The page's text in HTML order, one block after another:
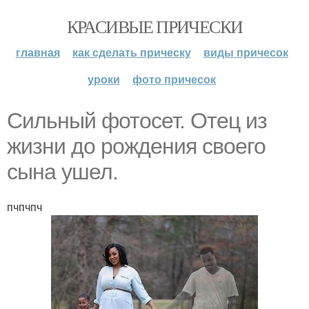
КРАСИВЫЕ ПРИЧЕСКИ
главная как сделать прическу
виды причесок
уроки
фото причесок
Сильный фотосет. Отец из
жизни до рождения своего
сына ушел.
пчпчпч